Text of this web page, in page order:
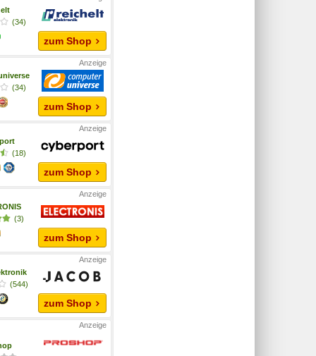
(34)
zum Shop
(34)
zum Shop
(18)
zum Shop
(3)
zum Shop
(544)
zum Shop